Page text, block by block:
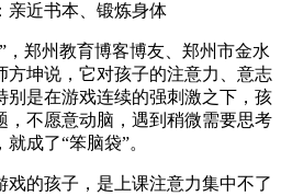
近书本、锻炼身体
郑州教育博客博友、郑州市金水
方坤说，它对孩子的注意力、意志
别是在游戏连续的强刺激之下，孩
，不愿意动脑，遇到稍微需要思考
成了“笨脑袋”。
的孩子，是上课注意力集中不了